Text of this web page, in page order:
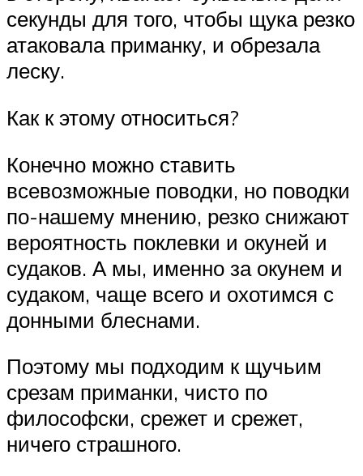
секунды для того, чтобы щука резко
атаковала приманку, и обрезала
леску.
Как к этому относиться?
Конечно можно ставить
всевозможные поводки, но поводки
по-нашему мнению, резко снижают
вероятность поклевки и окуней и
судаков. А мы, именно за окунем и
судаком, чаще всего и охотимся с
донными блеснами.
Поэтому мы подходим к щучьим
срезам приманки, чисто по
философски, срежет и срежет,
ничего страшного.